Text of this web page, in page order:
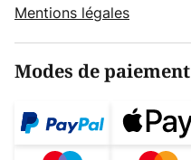
Mentions légales
Modes de paiement